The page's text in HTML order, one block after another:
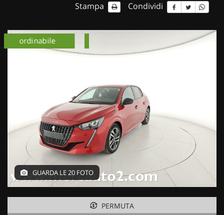
NOLEGGIO AUTO
NOLEGGIO LUNGO TERMINE
Stampa Condividi
km 0 km 0
GUARDA LE 20 FOTO
PERMUTA